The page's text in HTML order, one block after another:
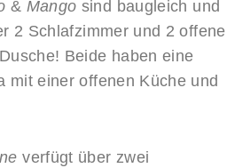
& Mango sind baugleich und
2 Schlafzimmer und 2 offene
Beide haben eine
mit einer offenen Küche und
verfügt über zwei